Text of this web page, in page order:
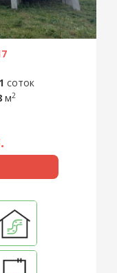
соток
м2